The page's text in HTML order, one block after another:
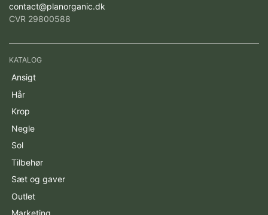
contact@planorganic.dk
CVR 29800588
KATALOG
Ansigt
Hår
Krop
Negle
Sol
Tilbehør
Sæt og gaver
Outlet
Marketing